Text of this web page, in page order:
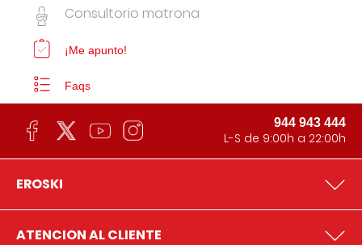
Consultorio matrona
¡Me apunto!
Faqs
944 943 444
L-S de 9:00h a 22:00h
EROSKI
ATENCION AL CLIENTE